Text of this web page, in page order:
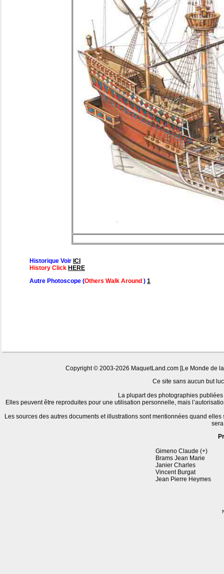
Historique Voir ICI
History Click HERE
Autre Photoscope (Others Walk Around ) 1
Copyright © 2003-2026 MaquetLand.com [Le Monde de
Ce site sans aucun but
La plupart des photographies
Elles peuvent être reproduites pour une utilisation personnelle, mais
Les sources des autres documents et illustrations sont mentionnées quand
Gimeno Claude (+)
Brams Jean Marie
Janier Charles
Vincent Burgat
Jean Pierre Heymes